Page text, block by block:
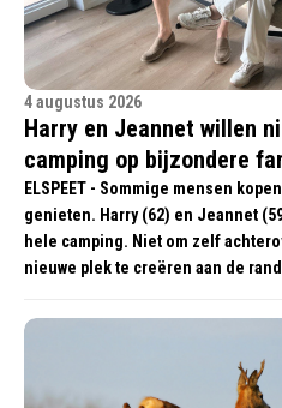
4 augustus 2026
Harry en Jeannet willen
camping op bijzondere
ELSPEET - Sommige mensen
genieten. Harry (62) en Jeannet
hele camping. Niet om zelf
nieuwe plek te creëren aan de